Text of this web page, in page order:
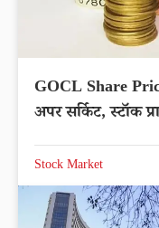
GOCL Share
अपर सर्किट, स्टॉक
Stock Market